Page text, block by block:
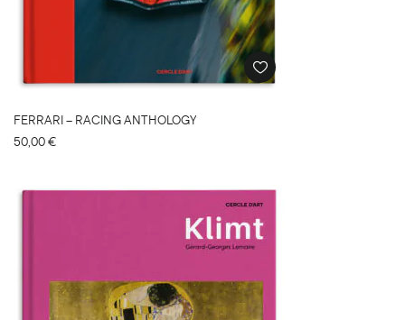
FERRARI – RACING ANTHOLOGY
50,00€